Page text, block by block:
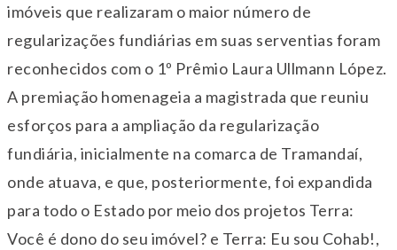
imóveis que realizaram o maior número de
regularizações fundiárias em suas serventias foram
reconhecidos com o 1º Prêmio Laura Ullmann López.
A premiação homenageia a magistrada que reuniu
esforços para a ampliação da regularização
fundiária, inicialmente na comarca de Tramandaí,
onde atuava, e que, posteriormente, foi expandida
para todo o Estado por meio dos projetos Terra:
Você é dono do seu imóvel? e Terra: Eu sou Cohab!,